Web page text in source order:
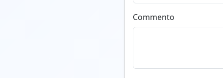
Commento